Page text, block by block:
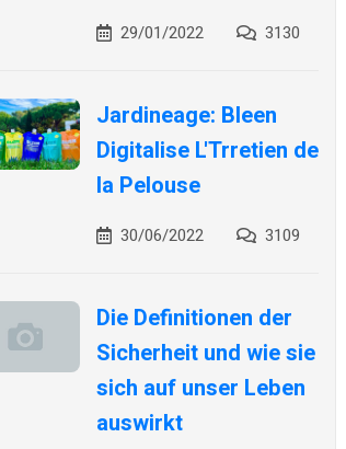
29/01/2022 3130
Jardineage: Bleen
Digitalise L'Trretien de
la Pelouse
30/06/2022 3109
Die Definitionen der
Sicherheit und wie sie
sich auf unser Leben
auswirkt